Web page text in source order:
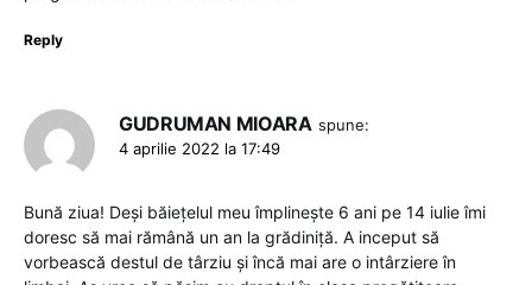
Reply
GUDRUMAN MIOARA spune:
4 aprilie 2022 la 17:49
Bună ziua! Deși băiețelul meu împlinește 6 ani pe 14 iulie îmi
doresc să mai rămână un an la grădiniță. A inceput să
vorbească destul de târziu și încă mai are o intârziere în